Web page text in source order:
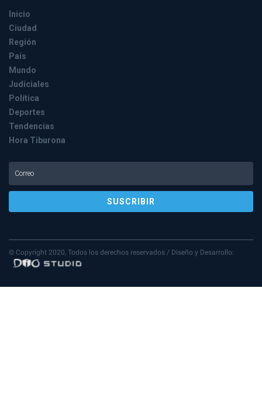
Inicio
Ciudad
Región
País
Mundo
Judiciales
Política
Deportes
Tendencias
Hora Tiburona
© Copyright 2020, Todos los derechos reservados / Diseño y Desarrollo: